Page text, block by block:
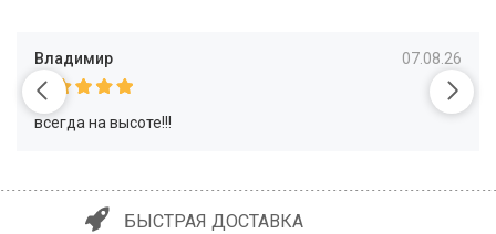
Владимир 07.08.26
всегда на высоте!!!
БЫСТРАЯ ДОСТАВКА